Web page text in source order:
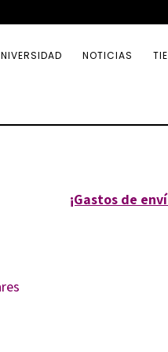
NOTICIAS
¡Gastos de